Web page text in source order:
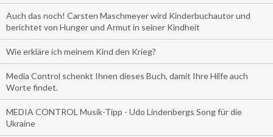
Auch das noch! Carsten Maschmeyer wird Kinderbuchautor und
berichtet von Hunger und Armut in seiner Kindheit
Wie erkläre ich meinem Kind den Krieg?
Media Control schenkt Ihnen dieses Buch, damit Ihre Hilfe auch
Worte findet.
MEDIA CONTROL Musik-Tipp - Udo Lindenbergs Song für die
Ukraine